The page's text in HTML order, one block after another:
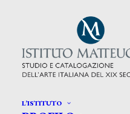
L’ISTITUTO